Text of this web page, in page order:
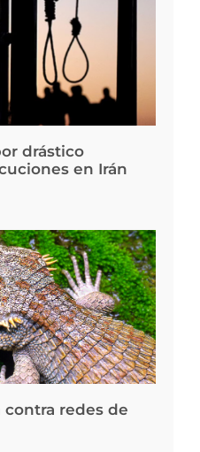
drástico
en Irán
contra redes de